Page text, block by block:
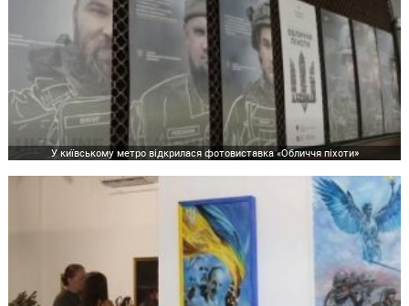
У київському метро відкрилася фотовиставка «Обличчя піхоти»